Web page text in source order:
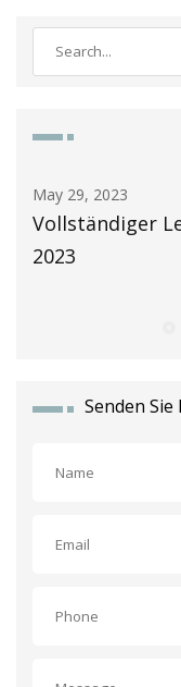
May 30, 2023
Anbieter
Nähe
Senden